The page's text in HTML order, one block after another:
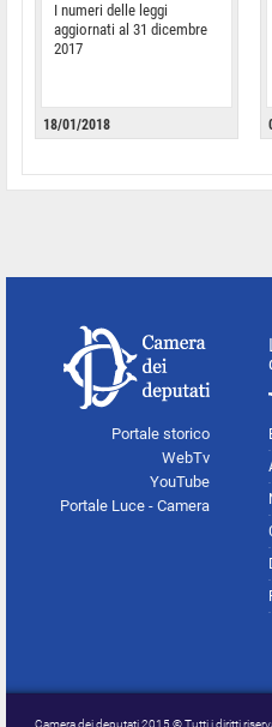
I numeri delle leggi
aggiornati al 31 dicembre
2017
18/01/2018
Portale storico
WebTv
YouTube
Portale Luce - Camera
Camera dei deputati 2015 © Tutti i diritti